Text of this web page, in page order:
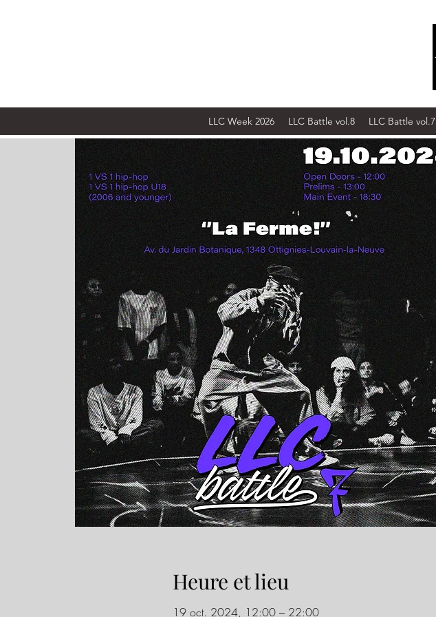
LLC Week 2026 LLC Battle vol.8 LLC Battle vol.7
Heure et lieu
19 oct. 2024, 12:00 – 22:00